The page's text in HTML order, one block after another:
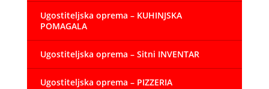
Ugostiteljska oprema – KUHINJSKA
POMAGALA
Ugostiteljska oprema – Sitni INVENTAR
Ugostiteljska oprema – PIZZERIA